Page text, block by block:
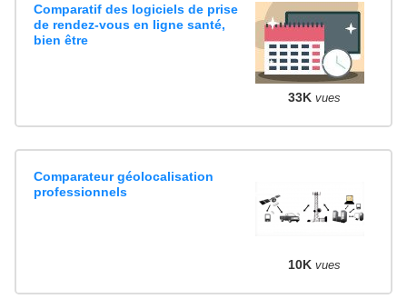
Comparatif des logiciels de prise
de rendez-vous en ligne santé,
bien être
33K vues
Comparateur géolocalisation
professionnels
10K vues